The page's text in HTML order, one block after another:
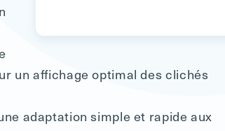
un affichage optimal des clichés
adaptation simple et rapide aux